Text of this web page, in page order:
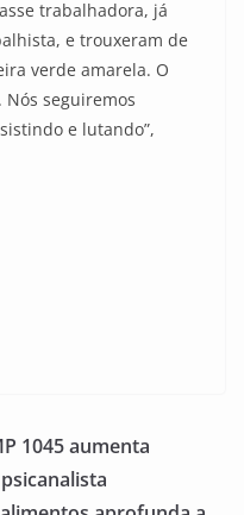
trabalhadora, já
e trouxeram de
verde amarela. O
seguiremos
e lutando”,
1045 aumenta